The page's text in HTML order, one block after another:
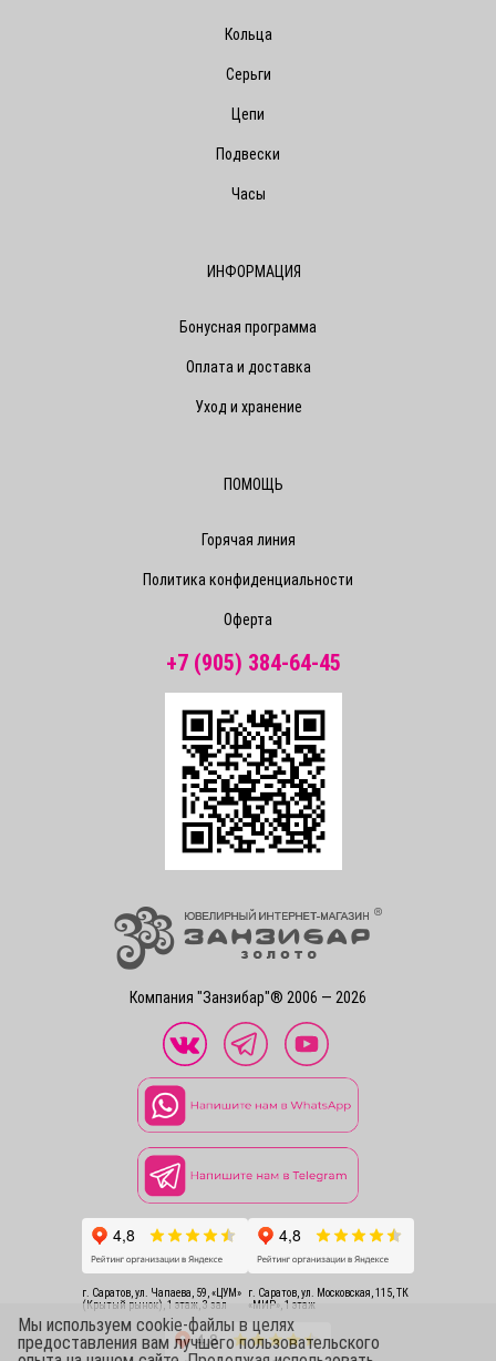
Компания "Занзибар"® 2006 — 2026
Кольца
Серьги
Цепи
Подвески
Часы
ИНФОРМАЦИЯ
Бонусная программа
Оплата и доставка
Уход и хранение
ПОМОЩЬ
Горячая линия
Политика конфиденциальности
Оферта
+7 (905) 384-64-45
г. Саратов, ул. Чапаева, 59, «ЦУМ»
(Крытый рынок), 1 этаж, 3 зал
г. Саратов, ул. Московская, 115, ТК
«МИР», 1 этаж
Мы используем cookie-файлы в целях
предоставления вам лучшего пользовательского